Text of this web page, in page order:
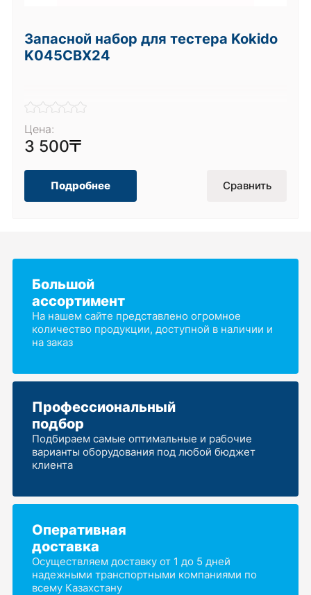
Запасной набор для тестера Kokido
K045CBX24
Цена:
3 500
Подробнее Сравнить
Большой
ассортимент
На нашем сайте представлено огромное
количество продукции, доступной в наличии и
на заказ
Профессиональный
подбор
Подбираем самые оптимальные и рабочие
варианты оборудования под любой бюджет
клиента
Оперативная
доставка
Осуществляем доставку от 1 до 5 дней
надежными транспортными компаниями по
всему Казахстану